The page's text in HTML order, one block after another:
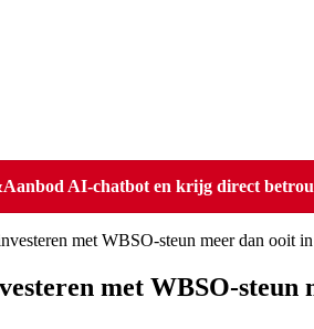
AI-chatbot en krijg direct
met WBSO-steun meer dan ooit
met WBSO-steun